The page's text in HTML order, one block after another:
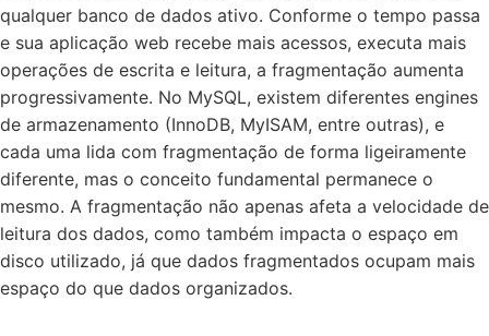
qualquer banco de dados ativo. Conforme o tempo passa
e sua aplicação web recebe mais acessos, executa mais
operações de escrita e leitura, a fragmentação aumenta
progressivamente. No MySQL, existem diferentes engines
de armazenamento (InnoDB, MyISAM, entre outras), e
cada uma lida com fragmentação de forma ligeiramente
diferente, mas o conceito fundamental permanece o
mesmo. A fragmentação não apenas afeta a velocidade de
leitura dos dados, como também impacta o espaço em
disco utilizado, já que dados fragmentados ocupam mais
espaço do que dados organizados.